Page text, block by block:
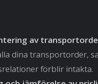
av
dina transportorder,
förblir intakta.